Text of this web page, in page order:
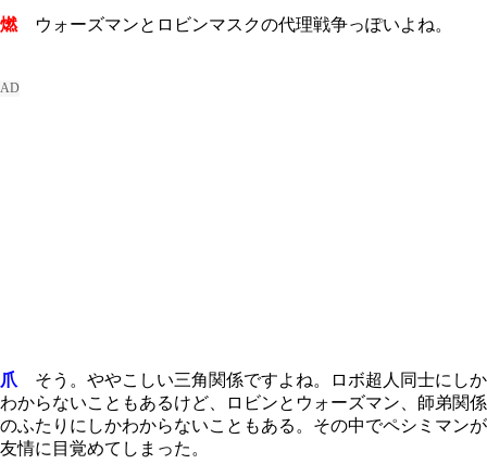
燃ウォーズマンとロビンマスクの代理戦争っぽいよね。
爪 そう。ややこしい三角関係ですよね。ロボ超人同士にしか
わからないこともあるけど、ロビンとウォーズマン、師弟関係
のふたりにしかわからないこともある。その中でペシミマンが
友情に目覚めてしまった。